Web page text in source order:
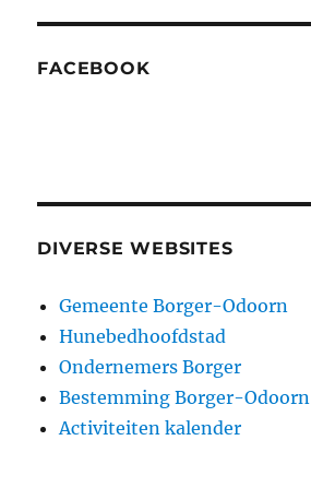
FACEBOOK
DIVERSE WEBSITES
Gemeente Borger-Odoorn
Hunebedhoofdstad
Ondernemers Borger
Bestemming Borger-Odoorn
Activiteiten kalender